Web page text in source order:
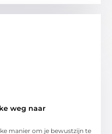
weg naar
manier om je bewustzijn te